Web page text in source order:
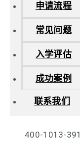
申请流程
常见问题
入学评估
成功案例
联系我们
400-1013-391